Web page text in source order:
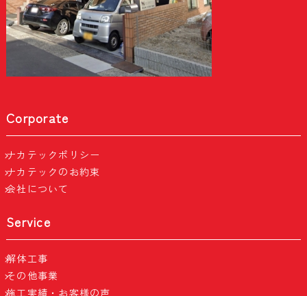
Corporate
ナカテックポリシー
ナカテックのお約束
会社について
Service
解体工事
その他事業
施工実績・お客様の声